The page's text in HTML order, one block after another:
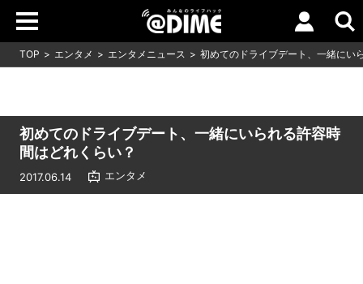
TOP エンタメ エンタメニュース 初めてのドライブデート、一緒にい
初めてのドライブデート、一緒にいられる許容時
間はどれくらい？
2017.06.14 エンタメ